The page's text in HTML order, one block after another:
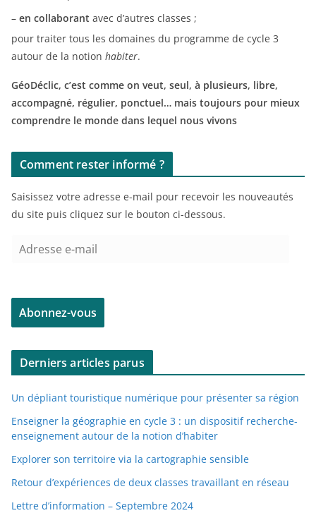
– en collaborant avec d’autres classes ;
pour traiter tous les domaines du programme de cycle 3
autour de la notion habiter.
GéoDéclic, c’est comme on veut, seul, à plusieurs, libre,
accompagné, régulier, ponctuel… mais toujours pour mieux
comprendre le monde dans lequel nous vivons
Comment rester informé ?
Saisissez votre adresse e-mail pour recevoir les nouveautés
du site puis cliquez sur le bouton ci-dessous.
e
s
e
m
a
i
l
Abonnez-vous
Derniers articles parus
Un dépliant touristique numérique pour présenter sa région
Enseigner la géographie en cycle 3 : un dispositif recherche-
enseignement autour de la notion d’habiter
Explorer son territoire via la cartographie sensible
Retour d’expériences de deux classes travaillant en réseau
Lettre d’information – Septembre 2024